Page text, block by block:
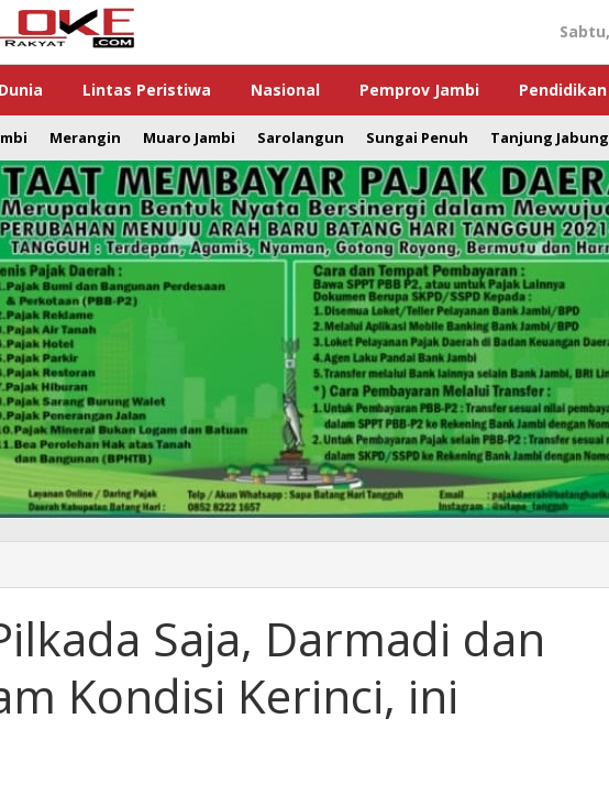
Dunia Lintas Peristiwa Nasional Pemprov Jambi Pendidikan
Merangin Muaro Jambi Sarolangun Sungai Penuh Tanjung
Saja, Darmadi dan
Kondisi Kerinci, ini